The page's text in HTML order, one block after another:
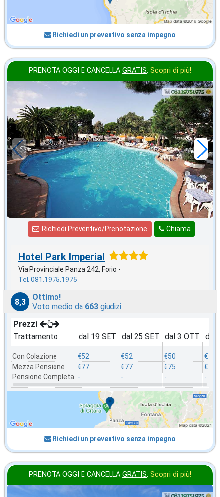
Richiedi un preventivo senza impegno
PRENOTA OGGI E CANCELLA GRATIS. Scopri di più!
ottobre
in offerta da
€45,00
a notte
Chiama
Richiedi Preventivo/Prenotazione
Hotel Park Imperial
Via Provinciale Panza 242, Forio -
Tel. 081.1975.1975
8,3
Ottimo!
Voto medio da 663 giudizi
Prezzi
Trattamento
Con Colazione
Mezza Pensione
Pensione Completa
dal 19 SET
€52
€77
-
dal 25 SET
€52
€77
-
dal 3 OTT
€50
€75
-
dal
€45
€70
-
Richiedi un preventivo senza impegno
PRENOTA OGGI E CANCELLA GRATIS. Scopri di più!